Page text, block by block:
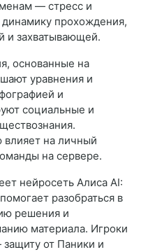
— стресс и
прохождения,
и захватывающей.
основанные на
уравнения и
и
социальные и
на личный
на сервере.
нейросеть Алиса AI:
разобраться в
решения и
материала. Игроки
от Паники и